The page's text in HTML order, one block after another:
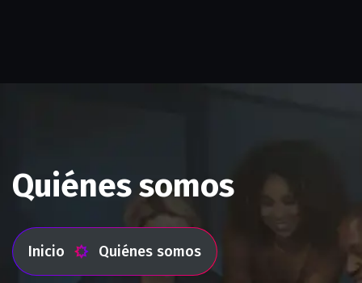
Quiénes somos
Inicio Quiénes somos